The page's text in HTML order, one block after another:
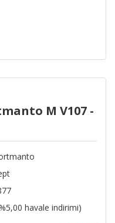
M V107 -
havale indirimi)